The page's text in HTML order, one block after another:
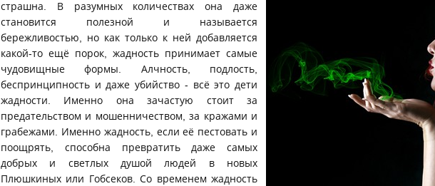
страшна. В разумных количествах она даже
становится полезной и называется
бережливостью, но как только к ней добавляется
какой-то ещё порок, жадность принимает самые
чудовищные формы. Алчность, подлость,
беспринципность и даже убийство - всё это дети
жадности. Именно она зачастую стоит за
предательством и мошенничеством, за кражами и
грабежами. Именно жадность, если её пестовать и
поощрять, способна превратить даже самых
добрых и светлых душой людей в новых
Плюшкиных или Гобсеков. Со временем жадность